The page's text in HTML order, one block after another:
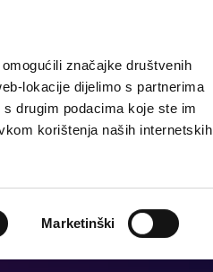
značajke društvenih
lokacije dijelimo s partnerima
drugim podacima koje ste im
korištenja naših internetskih
Marketinški
Что посмотреть?